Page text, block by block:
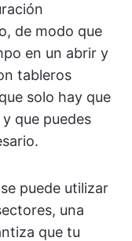
de modo que
en un abrir y
tableros
solo hay que
que puedes
puede utilizar
una
que tu